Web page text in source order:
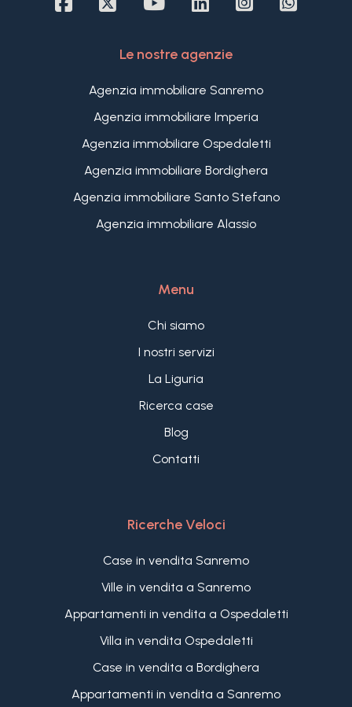
serenità senza rinunciare alla comodità: il centro
Il prezzo indicato si riferisce all'ipotesi della villa
finita e pronta da vivere, un'occasione ideale per
chi cerca una proprietà esclusiva con vista mare e
giardino ampio in una delle località più
apprezzate della Riviera.
Le nostre agenzie
Agenzia immobiliare Sanremo
Agenzia immobiliare Imperia
Agenzia immobiliare Ospedaletti
Agenzia immobiliare Bordighera
Agenzia immobiliare Santo Stefano
Agenzia immobiliare Alassio
Menu
Chi siamo
I nostri servizi
La Liguria
Ricerca case
Blog
Contatti
Ricerche Veloci
Case in vendita Sanremo
Ville in vendita a Sanremo
Appartamenti in vendita a Ospedaletti
Villa in vendita Ospedaletti
Case in vendita a Bordighera
Appartamenti in vendita a Sanremo